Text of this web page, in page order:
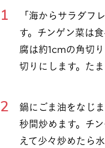
「海からサラダフ
す。チンゲン菜は
腐は約1cmの角切
切りにします。た
鍋にごま油をなじ
秒間炒めます。チ
えて少々炒めたら